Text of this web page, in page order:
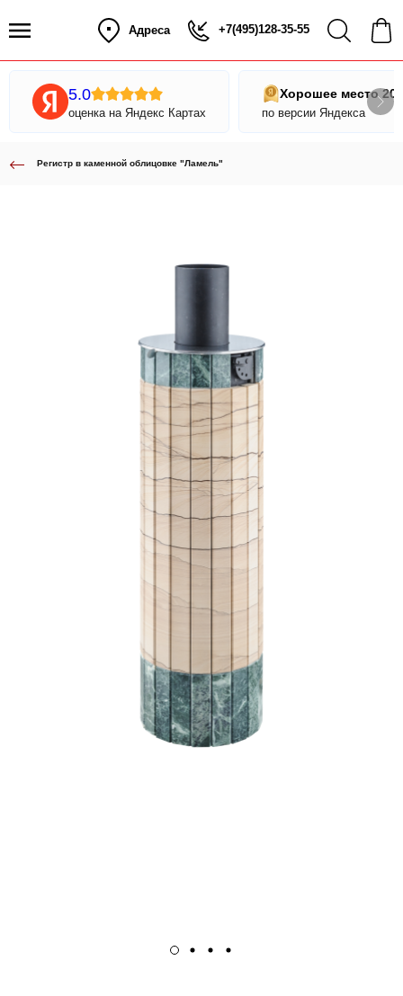
Адреса +7(495)128-35-55
5.0
оценка на Яндекс Картах
Хорошее место
по версии Яндекса
Регистр в каменной облицовке "Ламель"